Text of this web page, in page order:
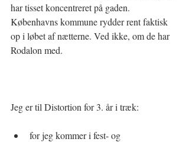
har tisset koncentreret på gaden.
Københavns kommune rydder rent faktisk
op i løbet af nætterne. Ved ikke, om de har
Rodalon med.
Jeg er til Distortion for 3. år i træk:
for jeg kommer i fest- og